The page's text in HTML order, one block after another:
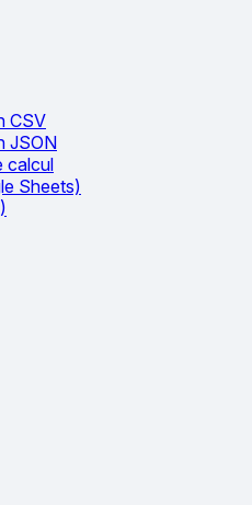
CSV
JSON
calcul
Sheets)